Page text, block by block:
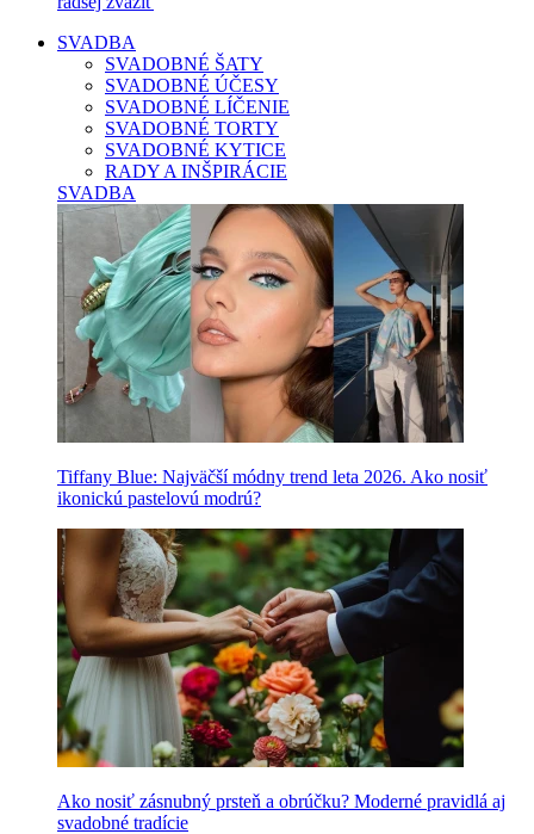
SVADBA
SVADOBNÉ ŠATY
SVADOBNÉ ÚČESY
SVADOBNÉ LÍČENIE
SVADOBNÉ TORTY
SVADOBNÉ KYTICE
RADY A INŠPIRÁCIE
SVADBA
Tiffany Blue: Najväčší módny trend leta 2026. Ako nosiť
ikonickú pastelovú modrú?
Ako nosiť zásnubný prsteň a obrúčku? Moderné pravidlá aj
svadobné tradície